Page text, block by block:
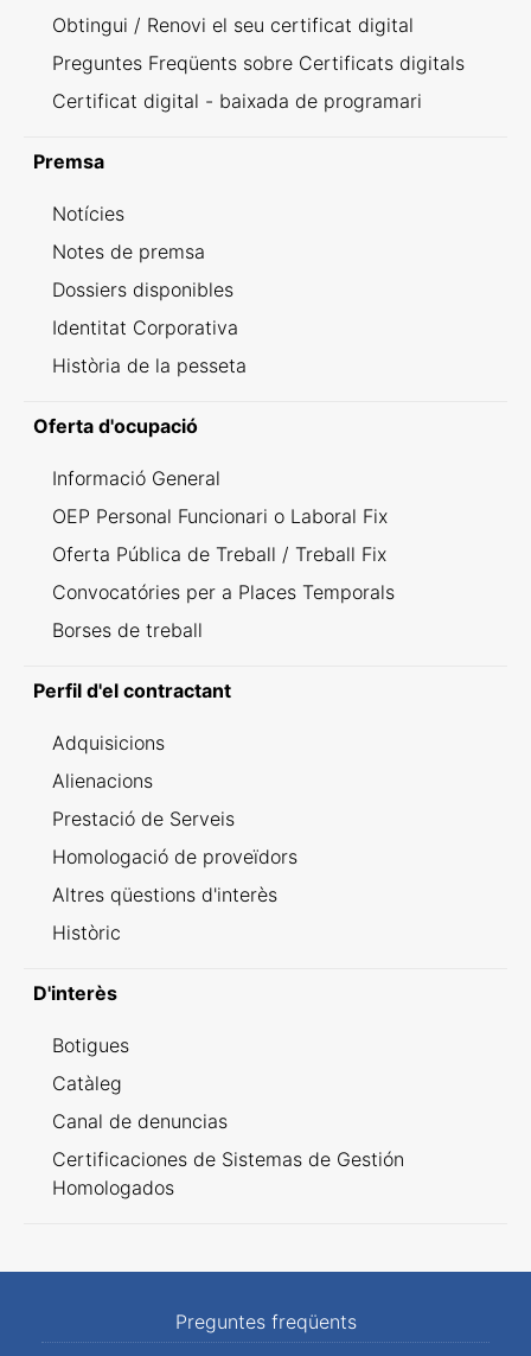
Obtingui / Renovi el seu certificat digital
Preguntes Freqüents sobre Certificats digitals
Certificat digital - baixada de programari
Premsa
Notícies
Notes de premsa
Dossiers disponibles
Identitat Corporativa
Història de la pesseta
Oferta d'ocupació
Informació General
OEP Personal Funcionari o Laboral Fix
Oferta Pública de Treball / Treball Fix
Convocatóries per a Places Temporals
Borses de treball
Perfil d'el contractant
Adquisicions
Alienacions
Prestació de Serveis
Homologació de proveïdors
Altres qüestions d'interès
Històric
D'interès
Botigues
Catàleg
Canal de denuncias
Certificaciones de Sistemas de Gestión
Homologados
Preguntes freqüents